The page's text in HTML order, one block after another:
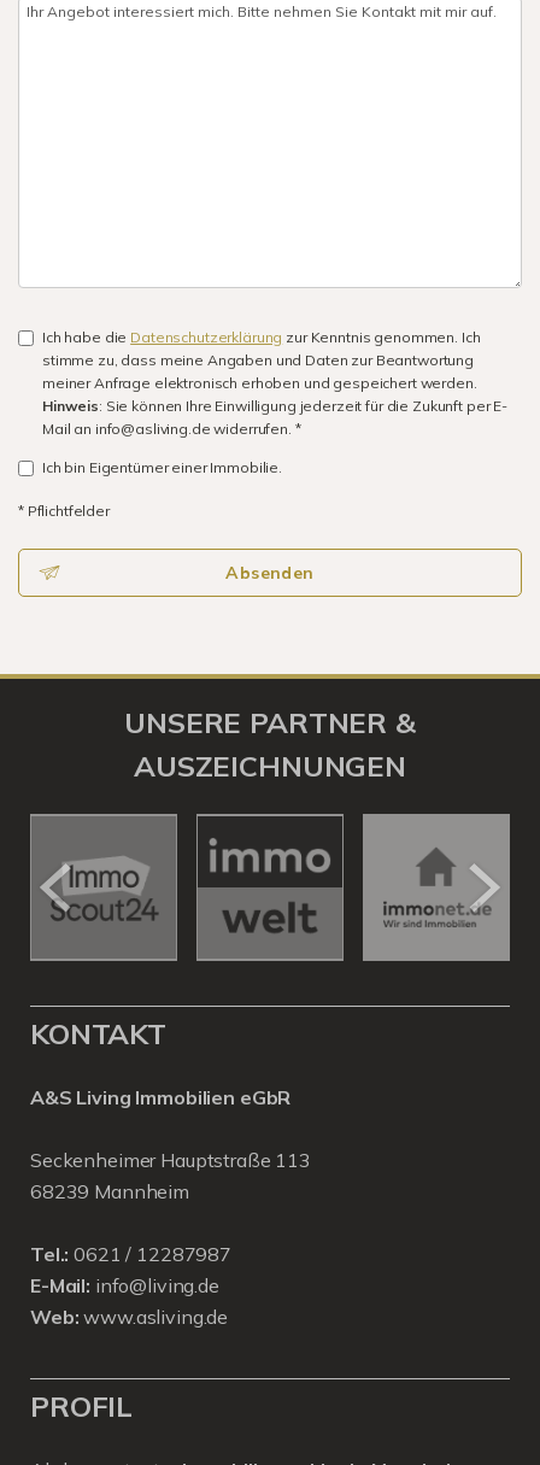
Ich habe die Datenschutzerklärung zur Kenntnis genommen. Ich
stimme zu, dass meine Angaben und Daten zur Beantwortung
meiner Anfrage elektronisch erhoben und gespeichert werden.
Hinweis: Sie können Ihre Einwilligung jederzeit für die Zukunft per E-
Mail an info@asliving.de widerrufen. *
Ich bin Eigentümer einer Immobilie.
* Pflichtfelder
Absenden
UNSERE PARTNER &
AUSZEICHNUNGEN
KONTAKT
A&S Living Immobilien eGbR
Seckenheimer Hauptstraße 113
68239 Mannheim
Tel.: 0621 / 12287987
E-Mail: info@living.de
Web: www.asliving.de
PROFIL